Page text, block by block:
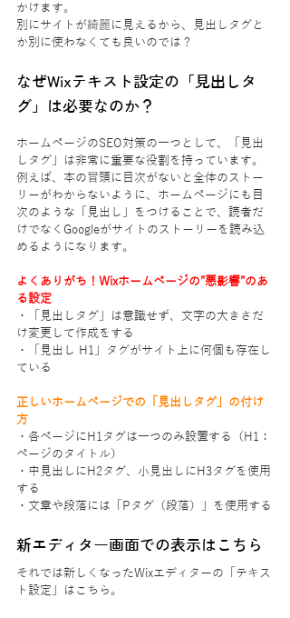
かけます。
別にサイトが綺麗に見えるから、見出しタグと
か別に使わなくても良いのでは？
なぜWixテキスト設定の「見出しタ
グ」は必要なのか？
ホームページのSEO対策の一つとして、「見出
しタグ」は非常に重要な役割を持っています。
例えば、本の冒頭に目次がないと全体のストー
リーがわからないように、ホームページにも目
次のような「見出し」をつけることで、読者だ
けでなくGoogleがサイトのストーリーを読み込
めるようになります。
よくありがち！Wixホームページの”悪影響”のあ
る設定
・「見出しタグ」は意識せず、文字の大きさだ
け変更して作成をする
・「見出し H1」タグがサイト上に何個も存在し
ている
正しいホームページでの「見出しタグ」の付け
方
・各ページにH1タグは一つのみ設置する（H1：
ページのタイトル）
・中見出しにH2タグ、小見出しにH3タグを使用
する
・文章や段落には「Pタグ（段落）」を使用する
新エディター画面での表示はこちら
それでは新しくなったWixエディターの「テキス
ト設定」はこちら。